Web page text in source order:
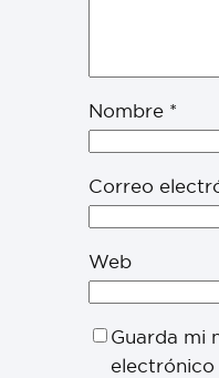
Nombre *
Correo
Web
Guarda mi